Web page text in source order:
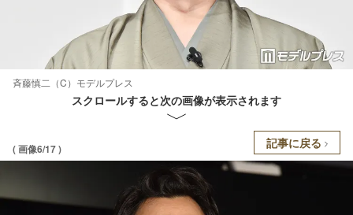
斉藤慎二（C）モデルプレス
スクロールすると次の画像が表示されます
( 画像6/17 ) 記事に戻る